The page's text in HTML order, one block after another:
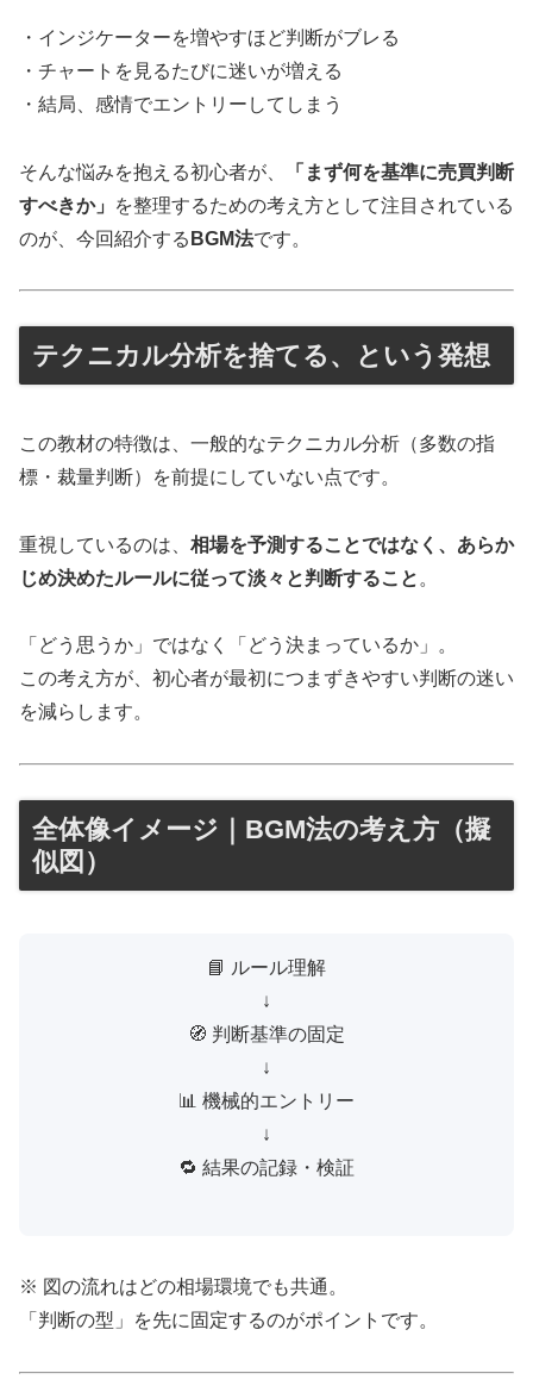
・インジケーターを増やすほど判断がブレる
・チャートを見るたびに迷いが増える
・結局、感情でエントリーしてしまう
そんな悩みを抱える初心者が、
「まず何を基準に売買判断
すべきか」
を整理するための考え方として注目されている
のが、今回紹介する BGM法です。
テクニカル分析を捨てる、という発想
この教材の特徴は、一般的なテクニカル分析（多数の指
標・裁量判断）を前提にしていない点です。
重視しているのは、 相場を予測することではなく、あらか
じめ決めたルールに従って淡々と判断すること 。
「どう思うか」ではなく「どう決まっているか」。
この考え方が、初心者が最初につまずきやすい判断の迷い
を減らします。
全体像イメージ｜BGM法の考え方（擬
似図）
📘 ルール理解
↓
🧭 判断基準の固定
↓
📊 機械的エントリー
↓
🔁 結果の記録・検証
※ 図の流れはどの相場環境でも共通。
「判断の型」を先に固定するのがポイントです。